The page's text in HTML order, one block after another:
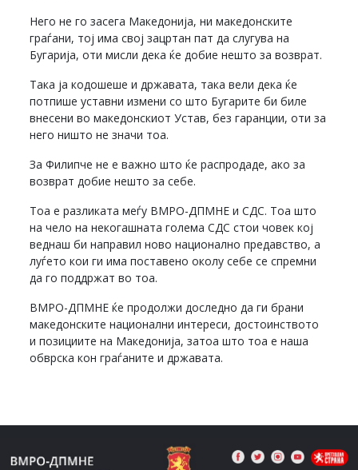
Него не го засега Македонија, ни македонските
граѓани, тој има свој зацртан пат да слугува на
Бугарија, оти мисли дека ќе добие нешто за возврат.
Така ја кодошеше и државата, така вели дека ќе
потпише уставни измени со што Бугарите би биле
внесени во македонскиот Устав, без гаранции, оти за
него ништо не значи тоа.
За Филипче не е важно што ќе распродаде, ако за
возврат добие нешто за себе.
Тоа е разликата меѓу ВМРО-ДПМНЕ и СДС. Тоа што
на чело на некогашната голема СДС стои човек кој
веднаш би направил ново национално предавство, а
луѓето кои ги има поставено околу себе се спремни
да го поддржат во тоа.
ВМРО-ДПМНЕ ќе продолжи доследно да ги брани
македонските национални интереси, достоинството
и позициите на Македонија, затоа што тоа е наша
обврска кон граѓаните и државата.